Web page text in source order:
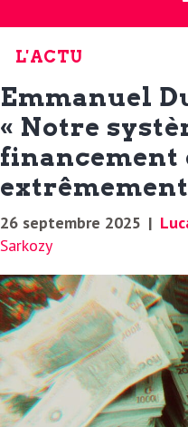
L'ACTU
Emmanuel
« Notre
financement
26 septembre 2025 |
Sarkozy